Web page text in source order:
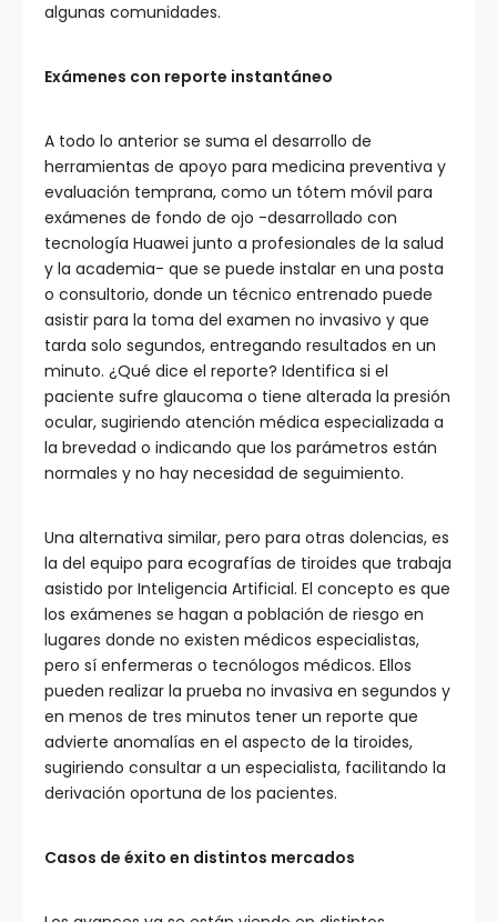
algunas comunidades.
Exámenes con reporte instantáneo
A todo lo anterior se suma el desarrollo de
herramientas de apoyo para medicina preventiva y
evaluación temprana, como un tótem móvil para
exámenes de fondo de ojo -desarrollado con
tecnología Huawei junto a profesionales de la salud
y la academia- que se puede instalar en una posta
o consultorio, donde un técnico entrenado puede
asistir para la toma del examen no invasivo y que
tarda solo segundos, entregando resultados en un
minuto. ¿Qué dice el reporte? Identifica si el
paciente sufre glaucoma o tiene alterada la presión
ocular, sugiriendo atención médica especializada a
la brevedad o indicando que los parámetros están
normales y no hay necesidad de seguimiento.
Una alternativa similar, pero para otras dolencias, es
la del equipo para ecografías de tiroides que trabaja
asistido por Inteligencia Artificial. El concepto es que
los exámenes se hagan a población de riesgo en
lugares donde no existen médicos especialistas,
pero sí enfermeras o tecnólogos médicos. Ellos
pueden realizar la prueba no invasiva en segundos y
en menos de tres minutos tener un reporte que
advierte anomalías en el aspecto de la tiroides,
sugiriendo consultar a un especialista, facilitando la
derivación oportuna de los pacientes.
Casos de éxito en distintos mercados